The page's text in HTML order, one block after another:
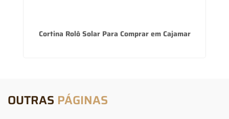
Cortina Rolô Solar Para Comprar em Cajamar
OUTRAS PÁGINAS